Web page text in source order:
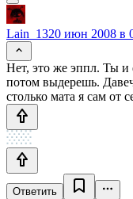
Lain_1320 июн 2008 в
Нет, это же эппл. Ты и
потом выдерешь.
столько мата я сам от
Ответить